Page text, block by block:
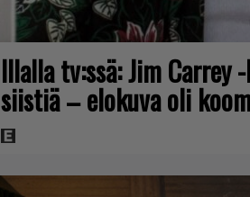
Illalla tv:ssä: Jim Carrey
siistiä – elokuva oli